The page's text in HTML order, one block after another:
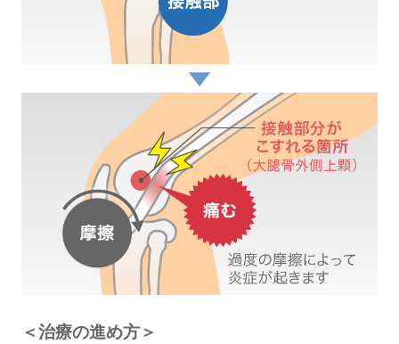
＜治療の進め方＞